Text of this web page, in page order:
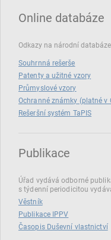
Online databáze
Odkazy na národní
Souhrnná rešerše
Patenty a užitné vzory
Průmyslové vzory
Ochranné známky (platné v
Rešeršní systém TaPIS
Publikace
Úřad vydává odborné
s týdenní periodicitou
Věstník
Publikace IPPV
Časopis Duševní vlastnictví